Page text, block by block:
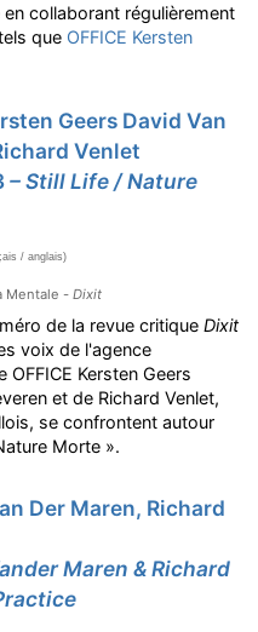
collaborant régulièrement
que OFFICE Kersten
Geers David Van
Venlet
– Still Life / Nature
/ anglais)
Mentale -Dixit
de la revue critiqueDixit
voix de l'agence
OFFICE Kersten Geers
et de Richard Venlet,
se confrontent autour
Morte ».
Der Maren, Richard
Maren & Richard